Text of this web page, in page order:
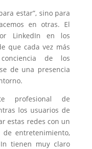
estar”, sino para
en otras. El
LinkedIn en los
que cada vez más
de los
de una presencia
profesional de
los usuarios de
estas redes con un
entretenimiento,
tienen muy claro